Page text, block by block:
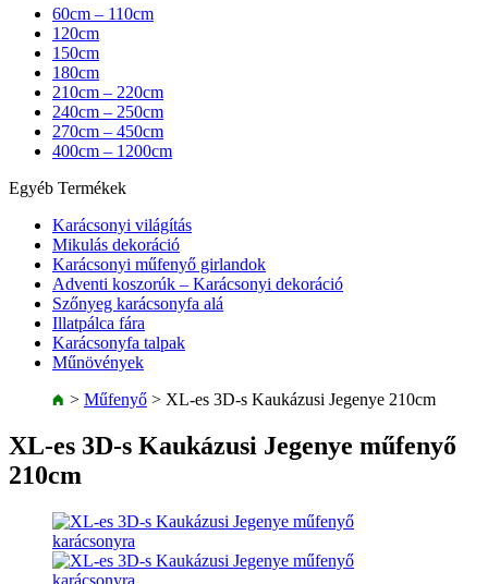
60cm – 110cm
120cm
150cm
180cm
210cm – 220cm
240cm – 250cm
270cm – 450cm
400cm – 1200cm
Egyéb Termékek
Karácsonyi világítás
Mikulás dekoráció
Karácsonyi műfenyő girlandok
Adventi koszorúk – Karácsonyi dekoráció
Szőnyeg karácsonyfa alá
Illatpálca fára
Karácsonyfa talpak
Műnövények
> Műfenyő > XL-es 3D-s Kaukázusi Jegenye 210cm
XL-es 3D-s Kaukázusi Jegenye műfenyő
210cm